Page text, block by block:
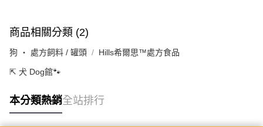
商品相關分類 (2)
狗 ‧ 處方飼料 / 罐頭 Hills希爾思™處方食品
⇱ 犬 Dog館🐾
本分類熱銷全站排行